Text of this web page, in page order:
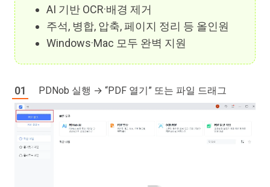
AI 기반 OCR·배경 제거
주석, 병합, 압축, 페이지 정리 등 올인원
Windows·Mac 모두 완벽 지원
PDNob 실행 → “PDF 열기” 또는 파일 드래그